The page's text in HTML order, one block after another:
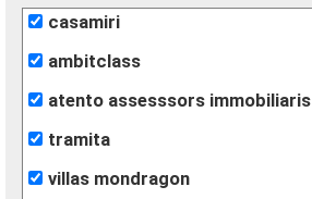
casamiri
ambitclass
atento assesssors immobiliaris
tramita
villas mondragon